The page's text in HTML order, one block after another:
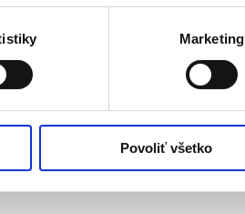
Marketing
Povoliť všetko